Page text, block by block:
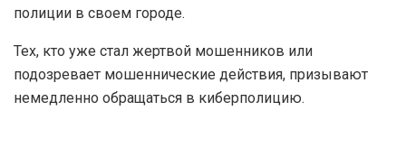
полиции в своем городе.
Тех, кто уже стал жертвой мошенников или
подозревает мошеннические действия, призывают
немедленно обращаться в киберполицию.